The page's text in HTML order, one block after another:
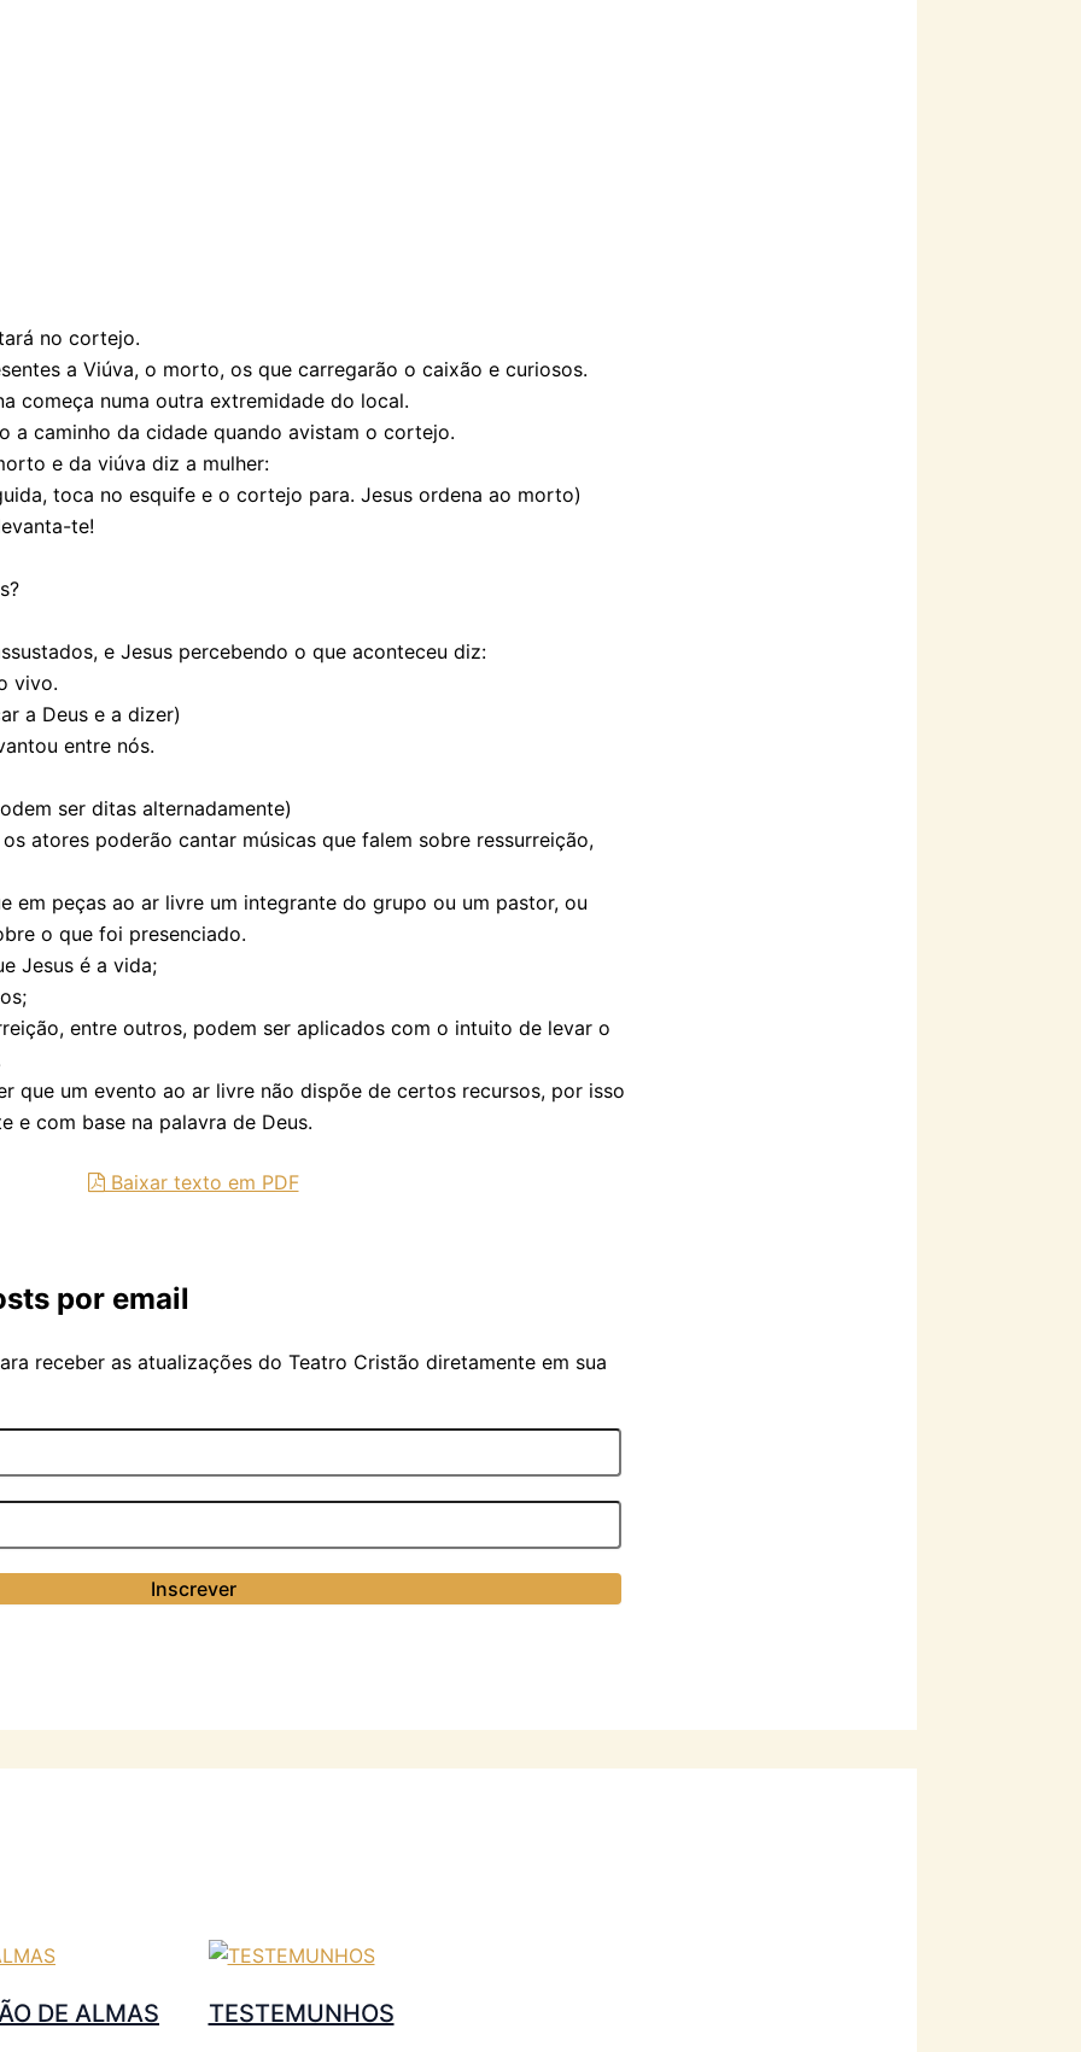
no cortejo.
a Viúva, o morto, os que carregarão o caixão e curiosos.
começa numa outra extremidade do local.
a caminho da cidade quando avistam o cortejo.
e da viúva diz a mulher:
toca no esquife e o cortejo para. Jesus ordena ao morto)
te!
e Jesus percebendo o que aconteceu diz:
vivo.
a Deus e a dizer)
entre nós.
ser ditas alternadamente)
atores poderão cantar músicas que falem sobre ressurreição,
em peças ao ar livre um integrante do grupo ou um pastor, ou
o que foi presenciado.
Jesus é a vida;
entre outros, podem ser aplicados com o intuito de levar o
que um evento ao ar livre não dispõe de certos recursos, por isso
e com base na palavra de Deus.
Baixar texto em PDF
por email
receber as atualizações do Teatro Cristão diretamente em sua
DE ALMAS TESTEMUNHOS